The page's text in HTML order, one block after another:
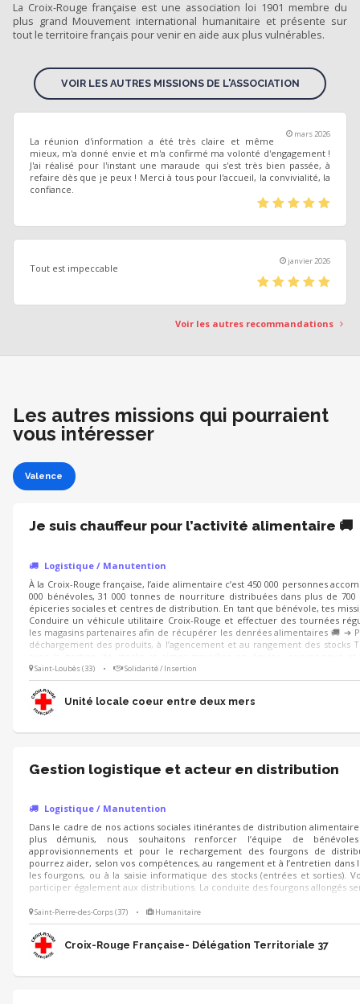
La Croix-Rouge française est une association loi 1901 membre du
plus grand Mouvement international humanitaire et présente sur
tout le territoire français pour venir en aide aux plus vulnérables.
VOIR LES AUTRES MISSIONS DE L'ASSOCIATION
mars 2026
La réunion d'information a été très claire et même
mieux, m'a donné envie et m'a confirmé ma volonté d'engagement !
J'ai réalisé pour l'instant une maraude qui s'est très bien passée, à
refaire dès que je peux ! Merci à tous pour l'accueil, la convivialité, la
confiance.
(*)(*)(*)(*)(*)
janvier 2026
Tout est impeccable
(*)(*)(*)(*)(*)
Voir les autres recommandations
Les autres missions qui pourraient
vous intéresser
Valence
Je suis chauffeur pour l’activité alimentaire 🚚
Logistique / Manutention
À la Croix-Rouge française, l’aide alimentaire c’est 450 000 personnes
000 bénévoles, 31 000 tonnes de nourriture distribuées dans plus de
épiceries sociales et centres de distribution. En tant que bénévole, tes
Conduire un véhicule utilitaire Croix-Rouge et effectuer des tournées
les magasins partenaires afin de récupérer les denrées alimentaires 🚚 ➔
déchargement des produits, à l’agencement et au rangement des stocks
maillon essentiel de la lutte contre la précarité alimentaire !
Saint-Loubès (33) • Solidarité / Insertion
Unité locale coeur entre deux mers
Gestion logistique et acteur en distribution
Logistique / Manutention
Dans le cadre de nos actions sociales itinérantes de distribution
plus démunis, nous souhaitons renforcer l’équipe de
approvisionnements et pour le rechargement des fourgons de
pourrez aider, selon vos compétences, au rangement et à l’entretien dans
les fourgons, ou à la saisie informatique des stocks (entrées et sorties).
participer également aux distributions. La conduite des fourgons allongés
Saint-Pierre-des-Corps (37) • Humanitaire
Croix-Rouge Française- Délégation Territoriale 37